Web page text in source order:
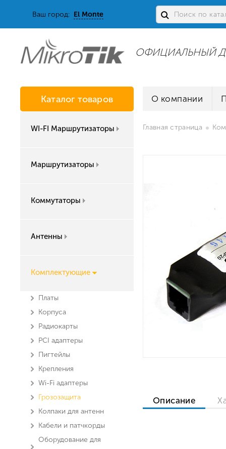
Ваш город: El Monte
ОФИЦИАЛЬНЫЙ
Каталог товаров
WI-FI Маршрутизаторы
Маршрутизаторы
Коммутаторы
Антенны
Комплектующие
Платы
Корпуса
Радиокарты
PCI адаптеры
Пигтейлы
Крепления
Wi-Fi адаптеры
Грозозащита
Колпаки для антенн
Кабели и патчкорды
Оборудование для
О компании
Главная страница
Описание